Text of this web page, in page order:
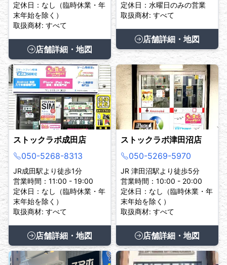
定休日：なし（臨時休業・年
末年始を除く）
取扱商材: すべて
店舗詳細・地図
定休日：水曜日のみの営業
取扱商材: すべて
店舗詳細・地図
ストックラボ成田店
050-5268-8313
JR成田駅より徒歩1分
営業時間：11:00 - 19:00
定休日：なし（臨時休業・年
末年始を除く）
取扱商材: すべて
店舗詳細・地図
ストックラボ津田沼店
050-5269-5970
JR 津田沼駅より徒歩5分
営業時間：10:00 - 20:00
定休日：なし（臨時休業・年
末年始を除く）
取扱商材: すべて
店舗詳細・地図